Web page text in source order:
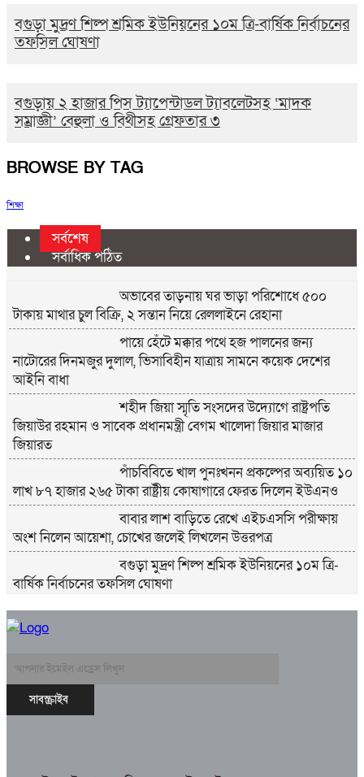
বগুড়া মুদ্রণ শিল্প শ্রমিক ইউনিয়নের ১০ম ত্রি-বার্ষিক নির্বাচনের
তফসিল ঘোষণা
বগুড়ায় ২ হাজার পিস ট্যাপেন্টাডল ট্যাবলেটসহ ‘মাদক
সম্রাজ্ঞী’ বেহুলা ও বিথীসহ গ্রেফতার ৩
BROWSE BY TAG
শিক্ষা
সর্বশেষ
সর্বাধিক পঠিত
অভাবের তাড়নায় ঘর ভাড়া পরিশোধে ৫০০
টাকায় মাথার চুল বিক্রি, ২ সন্তান নিয়ে রেললাইনে রেহানা
পায়ে হেঁটে মক্কার পথে হজ পালনের জন্য
নাটোরের দিনমজুর দুলাল, ভিসাবিহীন যাত্রায় সামনে কয়েক দেশের
আইনি বাধা
শহীদ জিয়া স্মৃতি সংসদের উদ্যোগে রাষ্ট্রপতি
জিয়াউর রহমান ও সাবেক প্রধানমন্ত্রী বেগম খালেদা জিয়ার মাজার
জিয়ারত
পাঁচবিবিতে খাল পুনঃখনন প্রকল্পের অব্যয়িত ১০
লাখ ৮৭ হাজার ২৬৫ টাকা রাষ্ট্রীয় কোষাগারে ফেরত দিলেন ইউএনও
বাবার লাশ বাড়িতে রেখে এইচএসসি পরীক্ষায়
অংশ নিলেন আয়েশা, চোখের জলেই লিখলেন উত্তরপত্র
বগুড়া মুদ্রণ শিল্প শ্রমিক ইউনিয়নের ১০ম ত্রি-
বার্ষিক নির্বাচনের তফসিল ঘোষণা
বগুড়ায় ২ হাজার পিস ট্যাপেন্টাডল ট্যাবলেটসহ
‘মাদক সম্রাজ্ঞী’ বেহুলা ও বিথীসহ গ্রেফতার ৩
সাবরিনা শারমিন: কর্মদক্ষতায় মানুষের হৃদয়ে অনন্য এক নাম